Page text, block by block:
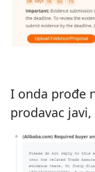
I onda prođe
prodavac